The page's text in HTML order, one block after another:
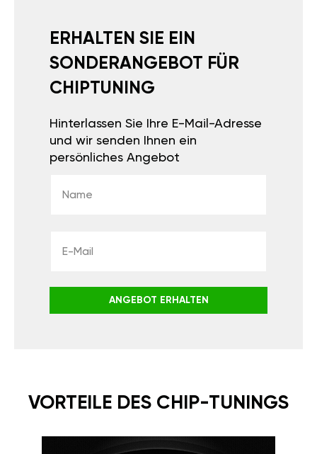
ERHALTEN SIE EIN
SONDERANGEBOT FÜR
CHIPTUNING
Hinterlassen Sie Ihre E-Mail-Adresse
und wir senden Ihnen ein
persönliches Angebot
ANGEBOT ERHALTEN
VORTEILE DES CHIP-TUNINGS